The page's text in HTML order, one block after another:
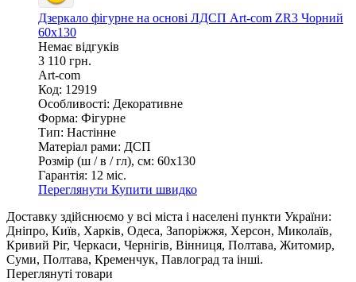
Дзеркало фігурне на основі ЛДСП Art-com ZR3 Чорний
60х130
Немає відгуків
3 110 грн.
Art-com
Код: 12919
Особливості: Декоративне
Форма: Фігурне
Тип: Настінне
Матеріал рами: ДСП
Розмір (ш / в / гл), см: 60х130
Гарантія: 12 міс.
Переглянути Купити швидко
Доставку здійснюємо у всі міста і населені пункти України:
Дніпро, Київ, Харків, Одеса, Запоріжжя, Херсон, Миколаїв,
Кривий Ріг, Черкаси, Чернігів, Вінниця, Полтава, Житомир,
Суми, Полтава, Кременчук, Павлоград та інші.
Переглянуті товари